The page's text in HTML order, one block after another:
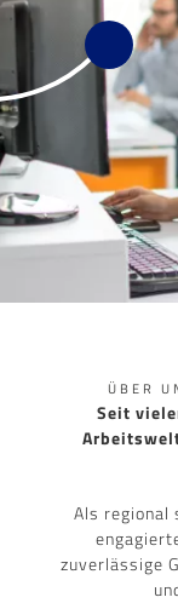
ÜBER
Seit
Als regional
zuverlässige